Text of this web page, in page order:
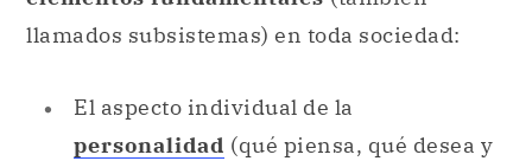
llamados subsistemas) en toda sociedad:
El aspecto individual de la
personalidad (qué piensa, qué desea y